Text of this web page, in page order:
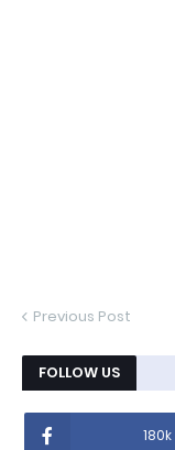
Previous Post
FOLLOW US
180k